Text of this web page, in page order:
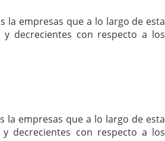
la empresas que a lo largo de esta
decrecientes con respecto a los
la empresas que a lo largo de esta
decrecientes con respecto a los